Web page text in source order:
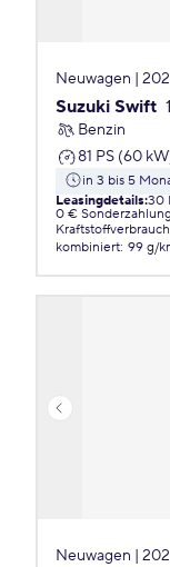
Neuwagen |
Suzuki Swift
Benzin
81 PS (60
in 3 bis 5
Leasingdetails:30
0 € Sonderzahlung
kombiniert: 99 g/
Neuwagen |